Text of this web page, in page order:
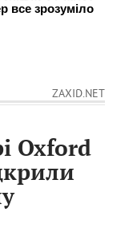
ZAXID.NET
Oxford